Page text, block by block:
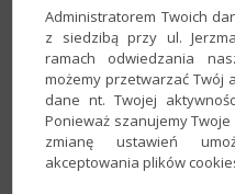
podpowiedziane podczas
tego rozwiązania jest
co umożliwia szybsze
W jaki sposób
osób fizycznych?
Administratorem Twoich
z siedzibą przy ul.
ramach odwiedzania
możemy przetwarzać Twój
dane nt. Twojej
Ponieważ szanujemy
zmianę ustawień
akceptowania plików